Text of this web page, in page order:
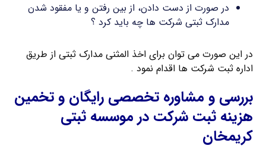
در صورت از دست دادن، از بین رفتن و یا مفقود شدن
مدارک ثبتی شرکت ها چه باید کرد ؟
در این صورت می توان برای اخذ المثنی مدارک ثبتی از طریق
اداره ثبت شرکت ها اقدام نمود .
بررسی و مشاوره تخصصی رایگان و تخمین
هزینه ثبت شرکت در موسسه ثبتی
کریمخان